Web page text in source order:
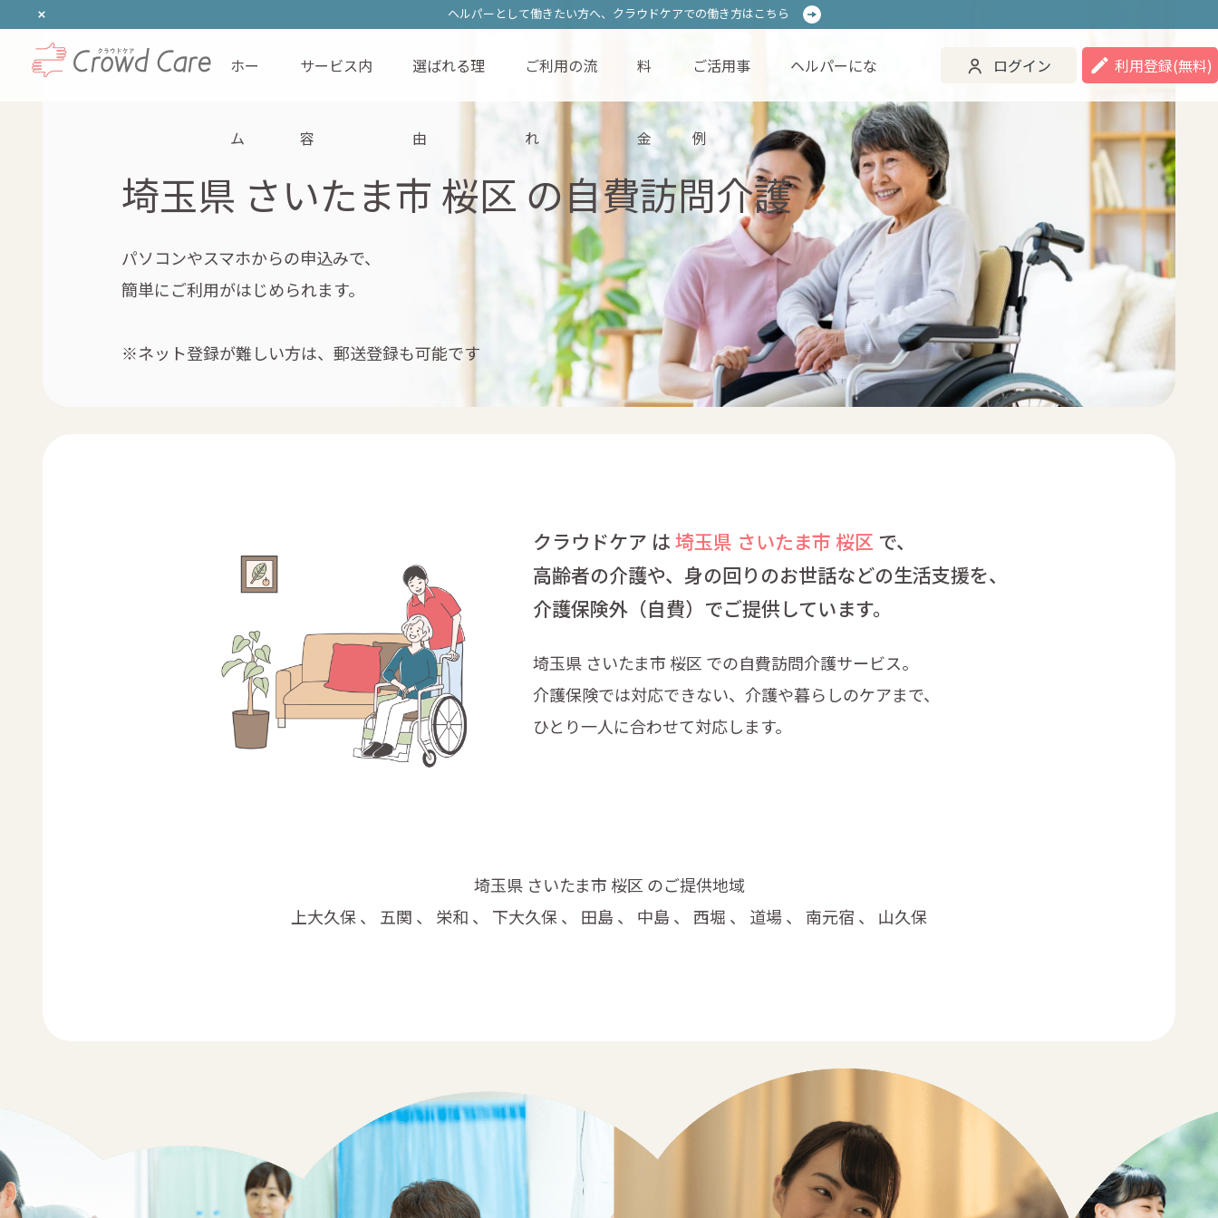
ヘルパーとして働きたい方へ、 クラウドケアでの働き方はこちら
ホーム サービス内容 選ばれる理由 ご利用の流れ 料金 ご活用事例 ヘルパーになる ログイン 登録する
ヘルパーとして働きたい方へ、 クラウドケアでの働き方はこちら
ホー
ム
サービス内
容
選ばれる理
由
ご利用の流
れ
料
金
ご活用事
例
ヘルパーにな
る
ログイン 利用登録(無料)
埼玉県 さいたま市 桜区 の自費訪問介護
パソコンやスマホからの申込みで、
簡単にご利用がはじめられます。
※ネット登録が難しい方は、郵送登録も可能です
クラウドケア は 埼玉県 さいたま市 桜区 で、
高齢者の介護や、身の回りのお世話などの生活支援を、
介護保険外（自費）でご提供しています。
埼玉県 さいたま市 桜区 での自費訪問介護サービス。
介護保険では対応できない、介護や暮らしのケアまで、
ひとり一人に合わせて対応します。
埼玉県 さいたま市 桜区 のご提供地域
上大久保 、 五関 、 栄和 、 下大久保 、 田島 、 中島 、 西堀 、 道場 、 南元宿 、 山久保